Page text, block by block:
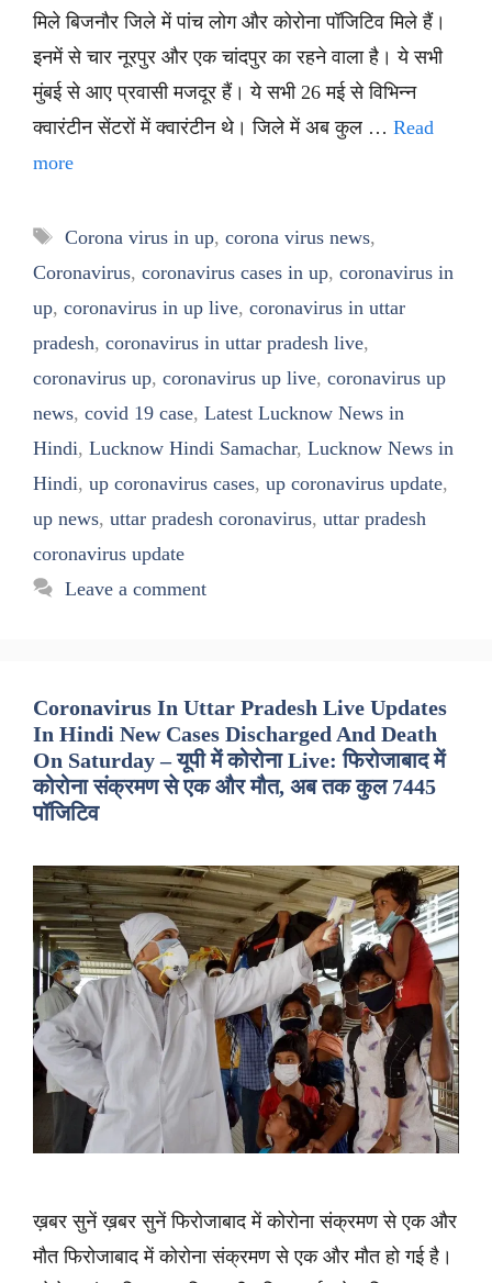
मिले बिजनौर जिले में पांच लोग और कोरोना पॉजिटिव मिले हैं।
इनमें से चार नूरपुर और एक चांदपुर का रहने वाला है। ये सभी
मुंबई से आए प्रवासी मजदूर हैं। ये सभी 26 मई से विभिन्न
क्वारंटीन सेंटरों में क्वारंटीन थे। जिले में अब कुल … Read
more
Tags
Corona virus in up, corona virus news,
Coronavirus, coronavirus cases in up, coronavirus in
up, coronavirus in up live, coronavirus in uttar
pradesh, coronavirus in uttar pradesh live,
coronavirus up, coronavirus up live, coronavirus up
news, covid 19 case, Latest Lucknow News in
Hindi, Lucknow Hindi Samachar, Lucknow News in
Hindi, up coronavirus cases, up coronavirus update,
up news, uttar pradesh coronavirus, uttar pradesh
coronavirus update
Leave a comment
Coronavirus In Uttar Pradesh Live Updates
In Hindi New Cases Discharged And Death
On Saturday – यूपी में कोरोना Live: फिरोजाबाद में
कोरोना संक्रमण से एक और मौत, अब तक कुल 7445
पॉजिटिव
ख़बर सुनें ख़बर सुनें फिरोजाबाद में कोरोना संक्रमण से एक और
मौत फिरोजाबाद में कोरोना संक्रमण से एक और मौत हो गई है।